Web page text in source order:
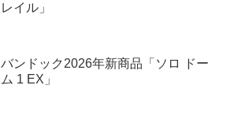
レイル」
バンドック2026年新商品「ソロ ドー
ム 1 EX」